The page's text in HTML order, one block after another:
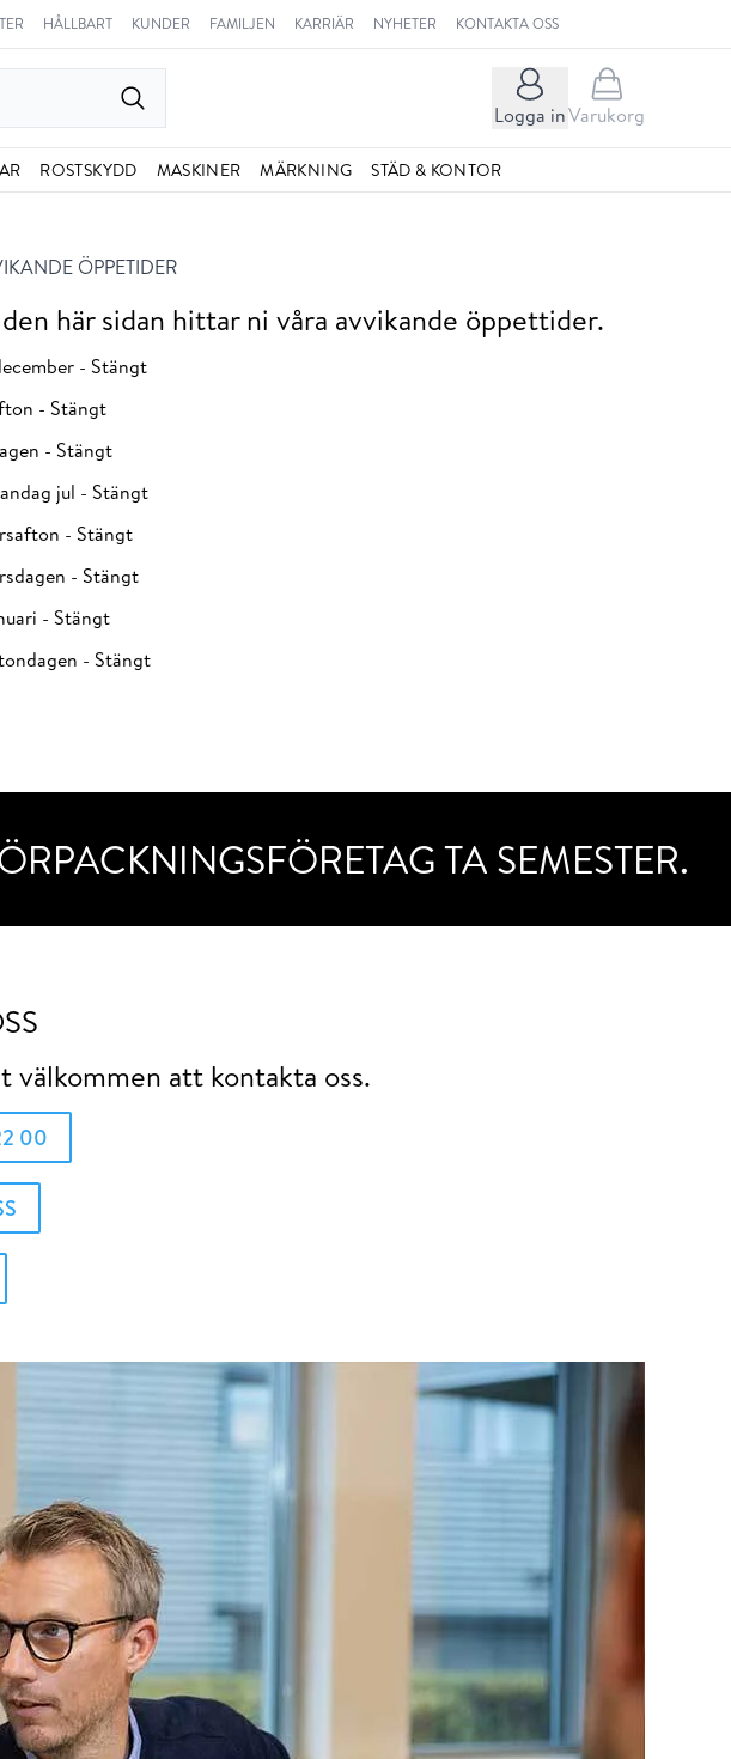
HÅLLBART KUNDER FAMILJEN KARRIÄR NYHETER KONTAKTA OSS
Logga inVarukorg
ROSTSKYDD MASKINER MÄRKNING STÄD & KONTOR
ÖPPETIDER
den här sidan hittar ni våra avvikande öppettider.
- Stängt
- Stängt
- Stängt
jul - Stängt
- Stängt
- Stängt
- Stängt
- Stängt
TA SEMESTER.
välkommen att kontakta oss.
00